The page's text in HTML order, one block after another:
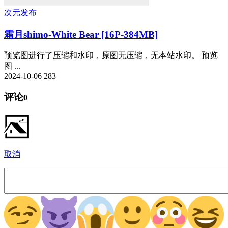
次元发布
霜月shimo-White Bear [16P-384MB]
预览图进行了压缩和水印，原图无压缩，无本站水印。 预览
图 ...
2024-10-06 283
评论0
取消